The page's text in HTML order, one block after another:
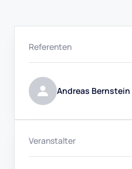
Referenten
Andreas Bernstein
Veranstalter